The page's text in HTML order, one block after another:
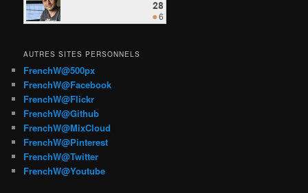
AUTRES SITES PERSONNELS
FrenchW@500px
FrenchW@Facebook
FrenchW@Flickr
FrenchW@Github
FrenchW@MixCloud
FrenchW@Pinterest
FrenchW@Twitter
FrenchW@Youtube